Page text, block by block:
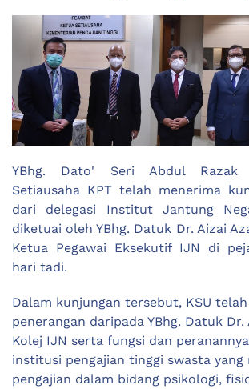
YBhg. Dato' Seri Abdul Razak
Setiausaha KPT telah menerima
dari delegasi Institut Jantung
diketuai oleh YBhg. Datuk Dr. Aizai
Ketua Pegawai Eksekutif IJN di
hari tadi.
Dalam kunjungan tersebut, KSU
penerangan daripada YBhg. Datuk Dr.
Kolej IJN serta fungsi dan
institusi pengajian tinggi swasta yang
pengajian dalam bidang psikologi,